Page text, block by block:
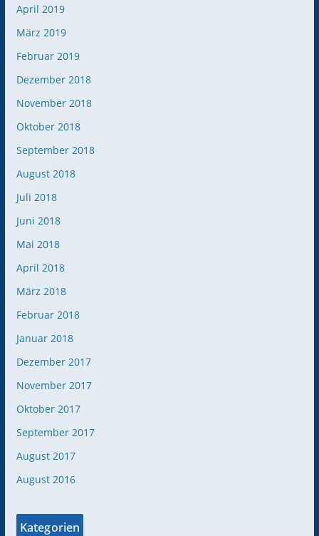
April 2019
März 2019
Februar 2019
Dezember 2018
November 2018
Oktober 2018
September 2018
August 2018
Juli 2018
Juni 2018
Mai 2018
April 2018
März 2018
Februar 2018
Januar 2018
Dezember 2017
November 2017
Oktober 2017
September 2017
August 2017
August 2016
Kategorien